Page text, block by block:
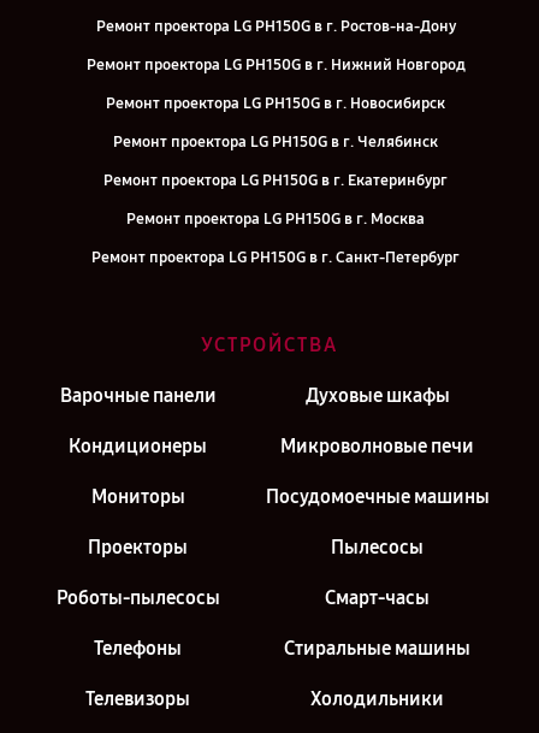
Ремонт проектора LG PH150G в г. Ростов-на-Дону
Ремонт проектора LG PH150G в г. Нижний Новгород
Ремонт проектора LG PH150G в г. Новосибирск
Ремонт проектора LG PH150G в г. Челябинск
Ремонт проектора LG PH150G в г. Екатеринбург
Ремонт проектора LG PH150G в г. Москва
Ремонт проектора LG PH150G в г. Санкт-Петербург
УСТРОЙСТВА
Варочные панели Духовые шкафы
Кондиционеры Микроволновые печи
Мониторы Посудомоечные машины
Проекторы Пылесосы
Роботы-пылесосы Смарт-часы
Телефоны Стиральные машины
Телевизоры Холодильники